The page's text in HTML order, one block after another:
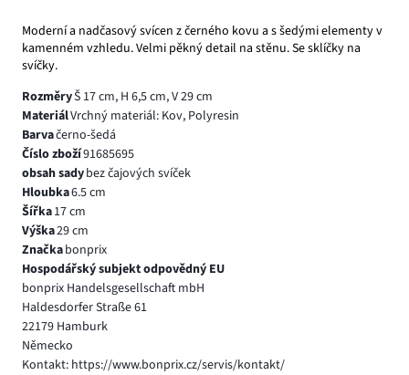
Moderní a nadčasový svícen z černého kovu a s šedými elementy v
kamenném vzhledu. Velmi pěkný detail na stěnu. Se sklíčky na
svíčky.
RozměryŠ 17 cm, H 6,5 cm, V 29 cm
MateriálVrchný materiál: Kov, Polyresin
Barvačerno-šedá
Číslo zboží91685695
obsah sadybez čajových svíček
Hloubka6.5 cm
Šířka17 cm
Výška29 cm
Značkabonprix
Hospodářský subjekt odpovědný EU
bonprix Handelsgesellschaft mbH
Haldesdorfer Straße 61
22179 Hamburk
Německo
Kontakt: https://www.bonprix.cz/servis/kontakt/